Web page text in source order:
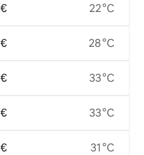
22 °C
28 °C
33 °C
33 °C
31 °C